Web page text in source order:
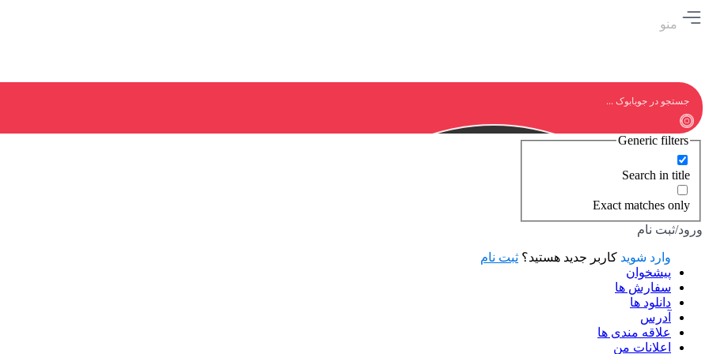
منو
Generic filters
Search in title
Exact matches only
ورود/ثبت نام
وارد شوید کاربر جدید هستید؟ ثبت نام
پیشخوان
سفارش ها
دانلود ها
آدرس
علاقه مندی ها
اعلانات من